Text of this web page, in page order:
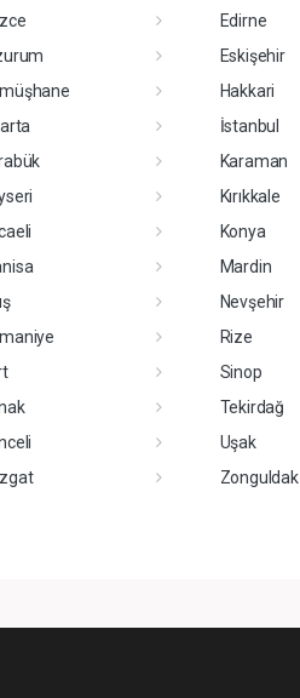
Edirne
Eskişehir
Hakkari
İstanbul
Karaman
Kırıkkale
Konya
Mardin
Nevşehir
Rize
Sinop
Tekirdağ
Uşak
Zonguldak